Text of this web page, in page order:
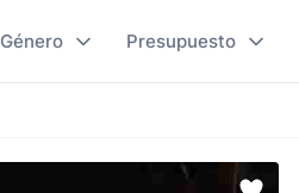
Género Presupuesto